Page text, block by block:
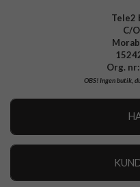
Tele2
C/
Org.
OBS!Ingen butik,